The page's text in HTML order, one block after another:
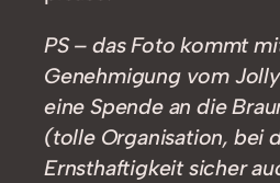
PS – das Foto kommt
Genehmigung vom
eine Spende an die
(tolle Organisation, bei
Ernsthaftigkeit sicher